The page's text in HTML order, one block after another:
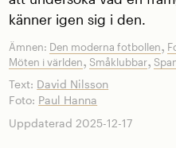
känner igen sig i den.
Ämnen: Den moderna fotbollen,
Möten i världen,Småklubbar,
Text: David Nilsson
Foto: Paul Hanna
Uppdaterad 2025-12-17